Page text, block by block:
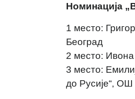
Номинација
1 место:
Београд
2 место:
3 место:
до Русије“,